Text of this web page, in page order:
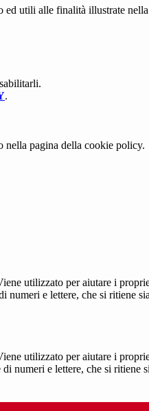
ed utili alle finalità illustrate nella
.
nella pagina della cookie policy.
utilizzato per aiutare i
e lettere, che si ritiene
utilizzato per aiutare i
numeri e lettere, che si